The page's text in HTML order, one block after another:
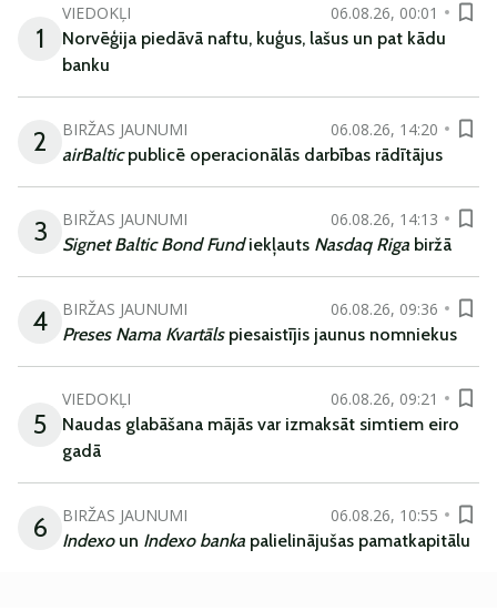
1
VIEDOKĻI
06.08.26, 00:01
Norvēģija piedāvā naftu, kuģus, lašus un pat kādu
banku
2 BIRŽAS JAUNUMI
06.08.26, 14:20
airBalticpublicē operacionālās darbības rādītājus
3 BIRŽAS JAUNUMI
06.08.26, 14:13
Signet Baltic Bond Fundiekļauts Nasdaq Riga biržā
4 BIRŽAS JAUNUMI
06.08.26, 09:36
Preses Nama Kvartāls piesaistījis jaunus nomniekus
5
VIEDOKĻI
06.08.26, 09:21
Naudas glabāšana mājās var izmaksāt simtiem eiro
gadā
6 BIRŽAS JAUNUMI
06.08.26, 10:55
Indexoun Indexo banka palielinājušas pamatkapitālu